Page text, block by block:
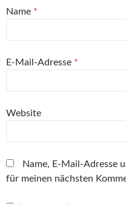
n
e
Name *
E-Mail-Adresse *
Website
Name, E-Mail-Adresse
für meinen nächsten